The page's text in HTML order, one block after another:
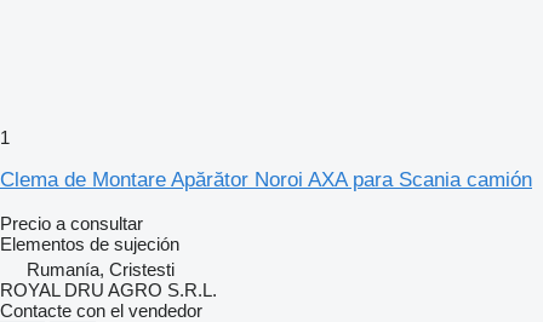
1
Clema de Montare Apărător Noroi AXA para Scania camión
Precio a consultar
Elementos de sujeción
Rumanía, Cristesti
ROYAL DRU AGRO S.R.L.
Contacte con el vendedor